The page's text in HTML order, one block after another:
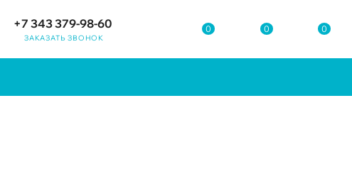
+7 343 379-98-60
ЗАКАЗАТЬ ЗВОНОК
0 0 0